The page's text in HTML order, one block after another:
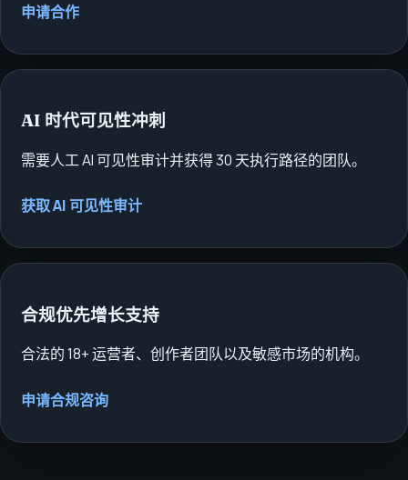
申请合作
AI 时代可见性冲刺
需要人工 AI 可见性审计并获得 30 天执行路径的团队。
获取 AI 可见性审计
合规优先增长支持
合法的 18+ 运营者、创作者团队以及敏感市场的机构。
申请合规咨询